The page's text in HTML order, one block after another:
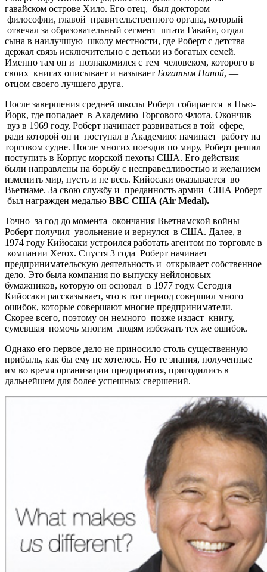
гавайском острове Хило. Его отец, был доктором
философии, главой правительственного органа, который
отвечал за образовательный сегмент штата Гавайи, отдал
сына в наилучшую школу местности, где Роберт с детства
держал связь исключительно с детьми из богатых семей.
Именно там он и познакомился с тем человеком, которого в
своих книгах описывает и называет Богатым Папой, —
отцом своего лучшего друга.
После завершения средней школы Роберт собирается в Нью-
Йорк, где попадает в Академию Торгового Флота. Окончив
вуз в 1969 году, Роберт начинает развиваться в той сфере,
ради которой он и поступал в Академию: начинает работу на
торговом судне. После многих поездов по миру, Роберт решил
поступить в Корпус морской пехоты США. Его действия
были направлены на борьбу с несправедливостью и желанием
изменить мир, пусть и не весь. Кийосаки оказывается во
Вьетнаме. За свою службу и преданность армии США Роберт
был награжден медалью ВВС США (Air Medal).
Точно за год до момента окончания Вьетнамской войны
Роберт получил увольнение и вернулся в США. Далее, в
1974 году Кийосаки устроился работать агентом по торговле в
компании Xerox. Спустя 3 года Роберт начинает
предпринимательскую деятельность и открывает собственное
дело. Это была компания по выпуску нейлоновых
бумажников, которую он основал в 1977 году. Сегодня
Кийосаки рассказывает, что в тот период совершил много
ошибок, которые совершают многие предприниматели.
Скорее всего, поэтому он немного позже издаст книгу,
сумевшая помочь многим людям избежать тех же ошибок.
Однако его первое дело не приносило столь существенную
прибыль, как бы ему не хотелось. Но те знания, полученные
им во время организации предприятия, пригодились в
дальнейшем для более успешных свершений.